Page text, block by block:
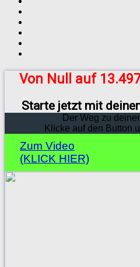
Von Null auf
Starte jetzt mit
Der Weg zu
Klicke auf den Button
Zum Video
(KLICK HIER)